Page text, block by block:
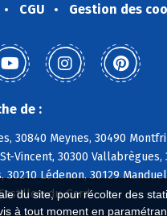
du site, pour récolter des
à tout moment en
CGU Gestion des
de :
30840 Meynes, 30490
Vincent, 30300
Lédenon, 30129
du-Gard